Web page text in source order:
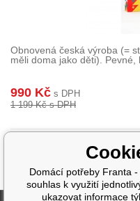
Obnovená česká výroba (=
měli doma jako děti). Pevné,
990 Kč s DPH
1 199 Kč s DPH
Domácí potřeby Franta
souhlas k využití
ukazovat informace